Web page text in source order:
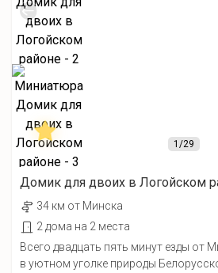
1/29
Домик для двоих в Логойском
34 км от Минска
2 дома на 2 места
Всего двадцать пять минут езды от
в уютном уголке природы